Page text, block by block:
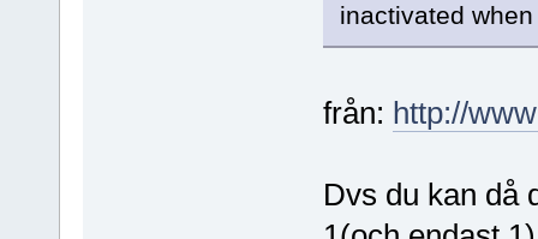
inactivated
från: http://
Dvs du kan då